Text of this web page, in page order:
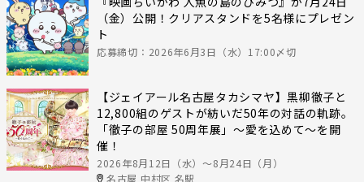
（金）公開！クリアスタンドを5名様にプレゼン
ト
応募締切：2026年6月3日（水）17:00〆切
【ジェイアール名古屋タカシマヤ】黒柳徹子と
12,800組のゲストが紡いだ50年の対話の軌跡。
「徹子の部屋 50周年展」～愛を込めて～を開
催！
2026年8月12日（水）〜8月24日（月）
名古屋 中村区 名駅